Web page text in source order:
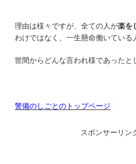
理由は様々ですが、全ての人が楽を
わけではなく、一生懸命働いている
世間からどんな言われ様であったと
警備のしごとのトップページ
スポンサーリン